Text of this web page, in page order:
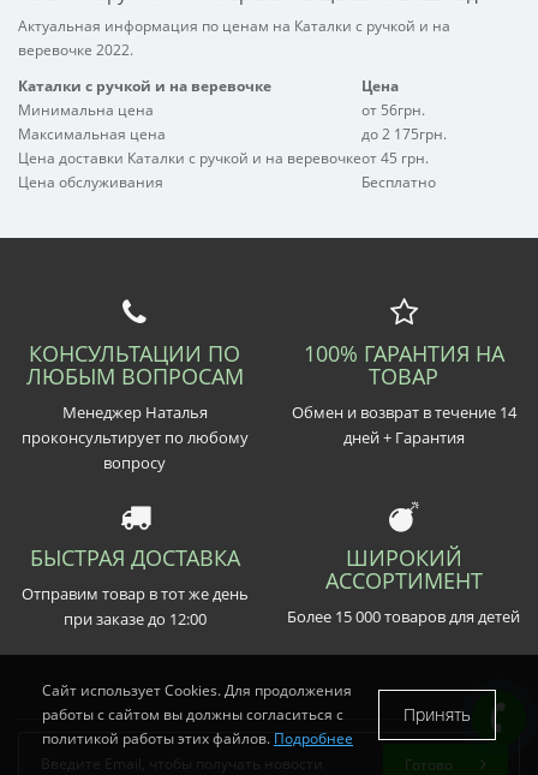
Актуальная информация по ценам на Каталки с ручкой и на
веревочке 2022.
Каталки с ручкой и на веревочке
Цена
Минимальна цена
от 56грн.
Максимальная цена
до 2 175грн.
Цена доставки Каталки с ручкой и на веревочкеот 45 грн.
Цена обслуживания
Бесплатно
КОНСУЛЬТАЦИИ ПО
ЛЮБЫМ ВОПРОСАМ
Менеджер Наталья
проконсультирует по любому
вопросу
100% ГАРАНТИЯ НА
ТОВАР
Обмен и возврат в течение 14
дней + Гарантия
БЫСТРАЯ ДОСТАВКА
Отправим товар в тот же день
при заказе до 12:00
ШИРОКИЙ
АССОРТИМЕНТ
Более 15 000 товаров для детей
Готово
Сайт использует Cookies. Для продолжения
работы с сайтом вы должны согласиться с
политикой работы этих файлов. Подробнее
Принять